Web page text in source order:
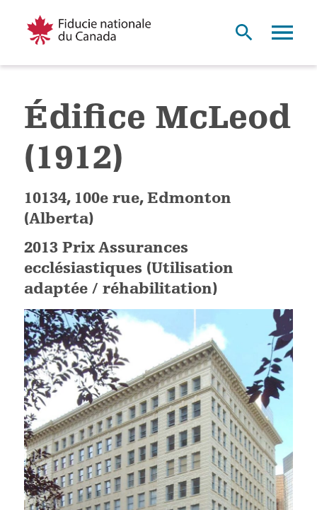
Édifice McLeod
(1912)
10134, 100e rue, Edmonton
(Alberta)
2013 Prix Assurances
ecclésiastiques (Utilisation
adaptée / réhabilitation)